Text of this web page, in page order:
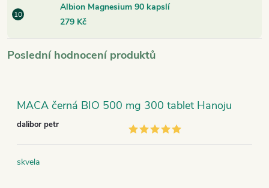
Albion Magnesium 90 kapslí
279 Kč
Poslední hodnocení produktů
MACA černá BIO 500 mg 300 tablet Hanoju
dalibor petr
skvela